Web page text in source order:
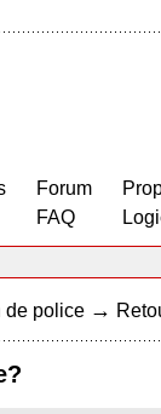
Forum
FAQ
de police →